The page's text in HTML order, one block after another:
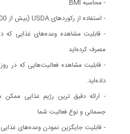
- محاسبه BMI
- استفاده از ركوردهای USDA (بيش از 7500)
- قابليت مشاهده وعده‌های غذايی كه
مصرف كرده‌ايد
- قابليت مشاهده فعاليت‌هايی كه در
داده‌ايد.
- ارائه دقیق ترین رژیم غذایی ممکن
جسمانی و نوع فعالیت شما
- قابلیت جایگزین نمودن وعده‌های